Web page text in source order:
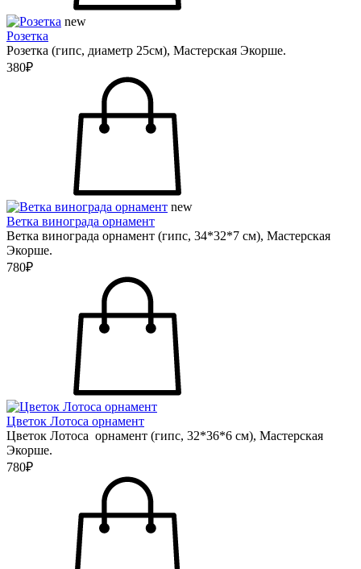
new
Розетка
Розетка (гипс, диаметр 25см), Мастерская Экорше.
380₽
new
Ветка винограда орнамент
Ветка винограда орнамент (гипс, 34*32*7 см), Мастерская
Экорше.
780₽
Цветок Лотоса орнамент
Цветок Лотоса орнамент (гипс, 32*36*6 см), Мастерская
Экорше.
780₽